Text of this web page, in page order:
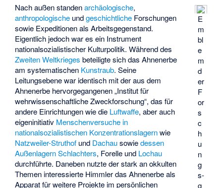
E
m
bl
e
m
d
er
F
or
s
c
h
u
n
g
s­
g
Nach außen standenarchäologische,
anthropologische undgeschichtliche Forschungen
sowie Expeditionen als Arbeitsgegenstand.
Eigentlich jedoch war es ein Instrument
nationalsozialistischer Kulturpolitik. Während des
Zweiten Weltkrieges beteiligte sich das Ahnenerbe
am systematischen Kunstraub. Seine
Leitungsebene war identisch mit der aus dem
Ahnenerbe hervorgegangenen „Institut für
wehrwissenschaftliche Zweckforschung“, das für
andere Einrichtungen wie die Luftwaffe, aber auch
eigeninitiativ Menschenversuche in
nationalsozialistischen Konzentrationslagernwie
Natzweiler-Struthof und Dachausowiedessen
Außenlagern Schlachters, Forelle und Lochau
durchführte. Daneben nutzte der stark an okkulten
Themen interessierte Himmler das Ahnenerbe als
Apparat für weitere Projekte im persönlichen